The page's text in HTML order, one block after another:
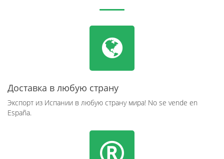
Доставка в любую страну
Экспорт из Испании в любую страну мира! No se vende en
España.